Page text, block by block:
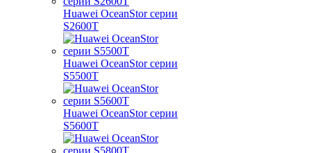
Huawei OceanStor серии
S2600T
Huawei OceanStor серии
S5500T
Huawei OceanStor серии
S5600T